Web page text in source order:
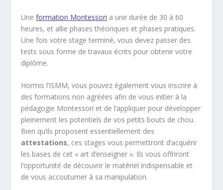
Uneformation Montessori a une durée de 30 à 60
heures, et allie phases théoriques et phases pratiques.
Une fois votre stage terminé, vous devez passer des
tests sous forme de travaux écrits pour obtenir votre
diplôme.
Hormis l’ISMM, vous pouvez également vous inscrire à
des formations non agréées afin de vous initier à la
pédagogie Montessori et de l’appliquer pour développer
pleinement les potentiels de vos petits bouts de chou.
Bien qu’ils proposent essentiellement des
attestations, ces stages vous permettront d’acquérir
les bases de cet « art d’enseigner ». Ils vous offriront
l’opportunité de découvrir le matériel indispensable et
de vous accoutumer à sa manipulation.